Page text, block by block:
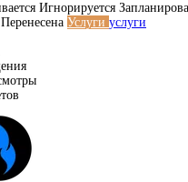
Игнорируется
Перенесена Услуги услуги